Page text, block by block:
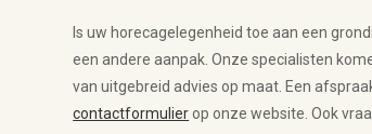
Is uw horecagelegenheid toe aan een
een andere aanpak. Onze specialisten
van uitgebreid advies op maat. Een
contactformulierop onze website. Ook